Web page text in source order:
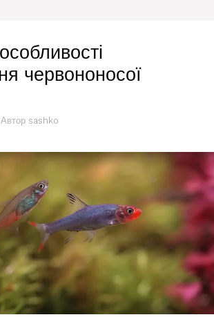
червононосої
Автор sashko